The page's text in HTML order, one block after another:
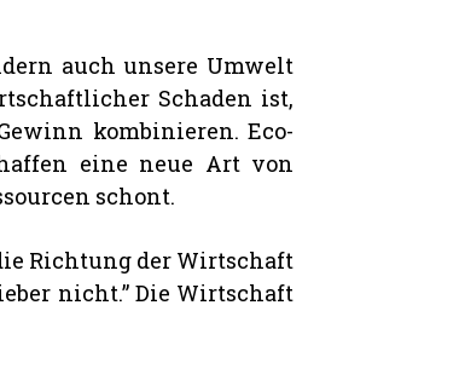
auch unsere Umwelt
Schaden ist,
kombinieren. Eco-
eine neue Art von
schont.
Richtung der Wirtschaft
nicht.” Die Wirtschaft